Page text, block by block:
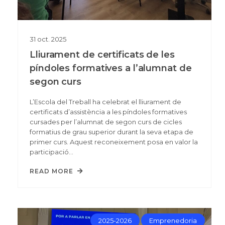
31 oct. 2025
Lliurament de certificats de les
píndoles formatives a l’alumnat de
segon curs
L’Escola del Treball ha celebrat el lliurament de
certificats d’assistència a les píndoles formatives
cursades per l’alumnat de segon curs de cicles
formatius de grau superior durant la seva etapa de
primer curs. Aquest reconeixement posa en valor la
participació…
READ MORE
2025-2026 Emprenedoria